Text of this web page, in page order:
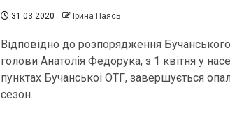
31.03.2020 Ірина Паясь
Відповідно до розпорядження
голови Анатолія Федорука, з 1 квітня у
пунктах Бучанськоі ОТГ, завершується
сезон.